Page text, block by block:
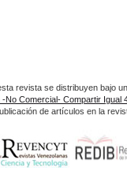
revista se distribuyen bajo
Comercial- Compartir Igual
de artículos en la